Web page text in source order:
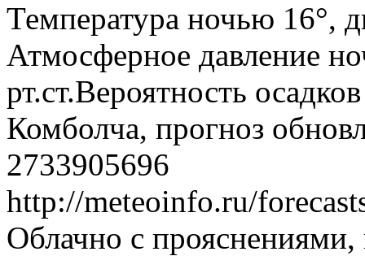
Температура ночью 16°,
Атмосферное давление
рт.ст.Вероятность
Комболча, прогноз
2733905696
http://meteoinfo.ru/
Облачно с